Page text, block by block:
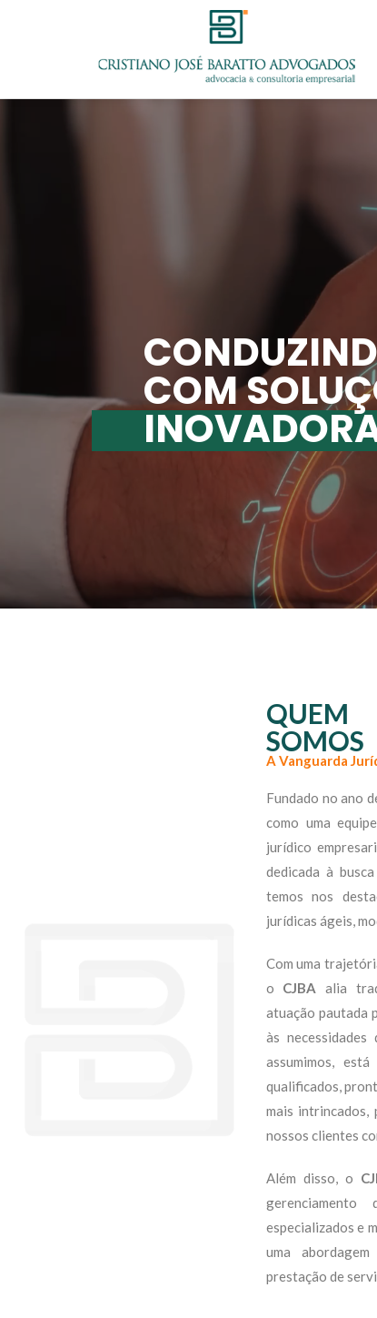
COM
QUEM
SOMOS
A Vanguarda
Fundado no ano
como uma
jurídico
dedicada à
temos nos
jurídicas ágeis,
Com uma
o CJBA alia
atuação pautada
às
assumimos,
qualificados,
mais intrincados,
nossos clientes
Além disso, o
especializados e
uma
prestação de